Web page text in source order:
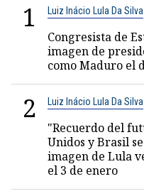
1 Luiz Inácio Lula Da Silva
Congresista de
imagen de
como Maduro el
2 Luiz Inácio Lula Da Silva
"Recuerdo del
Unidos y Brasil
imagen de Lula
el 3 de enero